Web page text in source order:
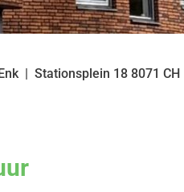
Stationsplein 18 8071 CH